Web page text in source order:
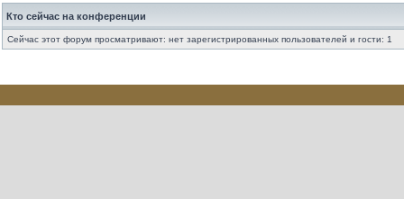
Кто сейчас на конференции
Сейчас этот форум просматривают: нет зарегистрированных пользователей и гости: 1